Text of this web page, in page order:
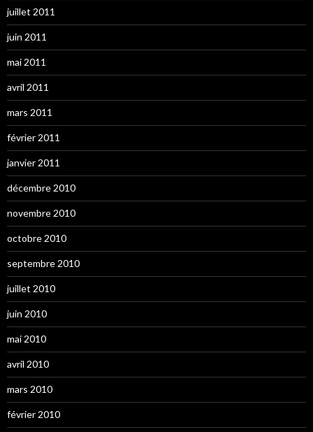
juillet 2011
juin 2011
mai 2011
avril 2011
mars 2011
février 2011
janvier 2011
décembre 2010
novembre 2010
octobre 2010
septembre 2010
juillet 2010
juin 2010
mai 2010
avril 2010
mars 2010
février 2010